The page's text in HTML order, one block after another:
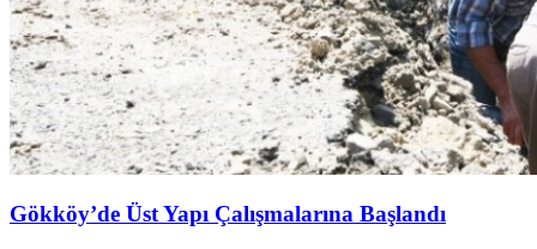
Gökköy’de Üst Yapı Çalışmalarına Başlandı